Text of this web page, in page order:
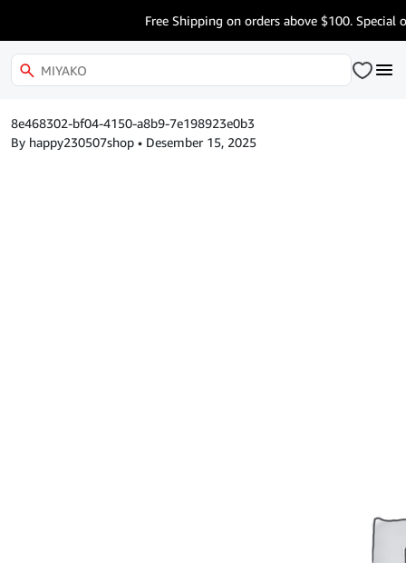
Free Shipping on orders above $100. Special
8e468302-bf04-4150-a8b9-7e198923e0b3
By happy230507shop • Desember 15, 2025